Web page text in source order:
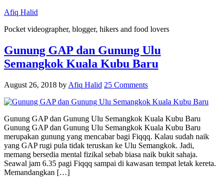
Afiq Halid
Pocket videographer, blogger, hikers and food lovers
Gunung GAP dan Gunung Ulu
Semangkok Kuala Kubu Baru
August 26, 2018 by Afiq Halid 25 Comments
Gunung GAP dan Gunung Ulu Semangkok Kuala Kubu Baru
Gunung GAP dan Gunung Ulu Semangkok Kuala Kubu Baru
merupakan gunung yang mencabar bagi Fiqqq. Kalau sudah naik
yang GAP rugi pula tidak teruskan ke Ulu Semangkok. Jadi,
memang bersedia mental fizikal sebab biasa naik bukit sahaja.
Seawal jam 6.35 pagi Fiqqq sampai di kawasan tempat letak kereta.
Memandangkan […]